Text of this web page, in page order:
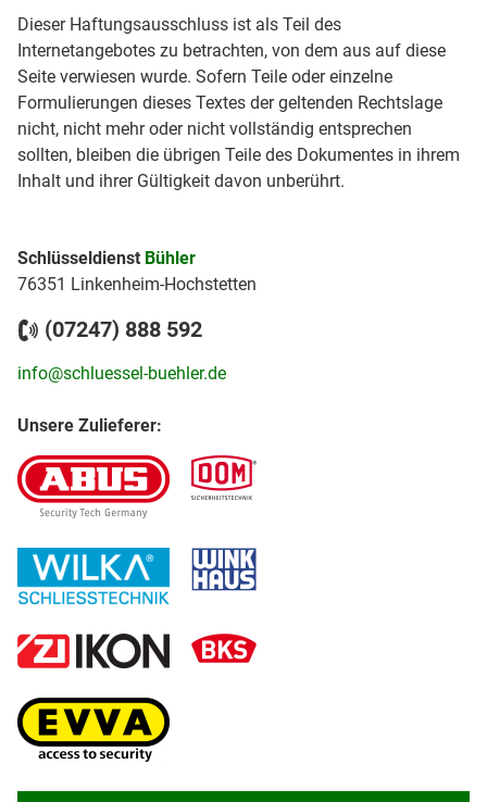
Dieser Haftungsausschluss ist als Teil des
Internetangebotes zu betrachten, von dem aus auf diese
Seite verwiesen wurde. Sofern Teile oder einzelne
Formulierungen dieses Textes der geltenden Rechtslage
nicht, nicht mehr oder nicht vollständig entsprechen
sollten, bleiben die übrigen Teile des Dokumentes in ihrem
Inhalt und ihrer Gültigkeit davon unberührt.
Schlüsseldienst Bühler
76351 Linkenheim-Hochstetten
(07247) 888 592
info@schluessel-buehler.de
Unsere Zulieferer: